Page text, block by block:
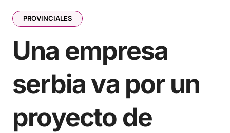
PROVINCIALES
Una empresa
serbia va por un
proyecto de